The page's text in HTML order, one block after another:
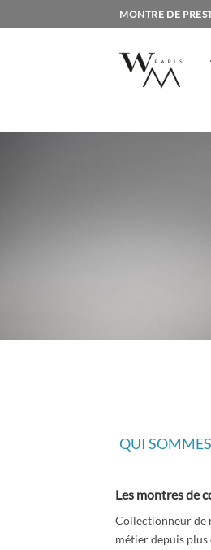
au
MONTRE DE
QUI
Les montres de
Collectionneur de
métier depuis plus